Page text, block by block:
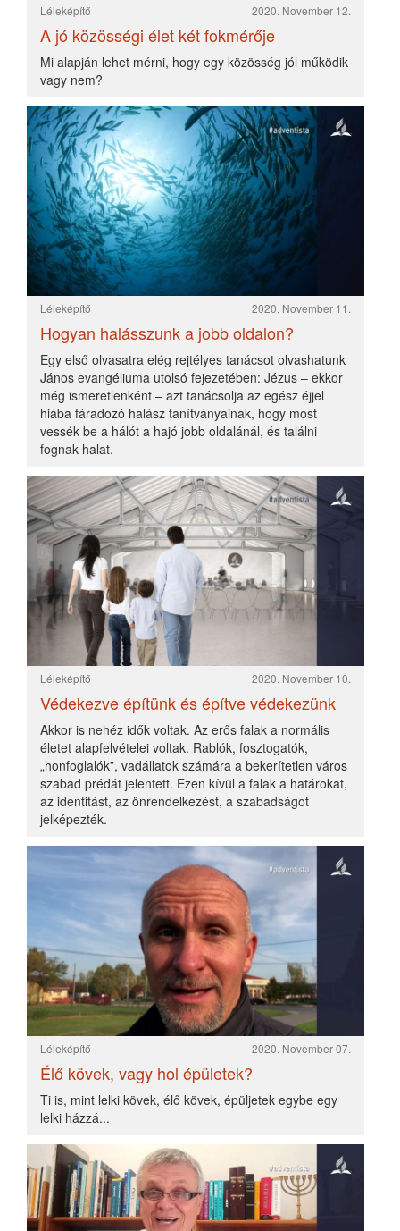
még ismeretlenként – azt tanácsolja az egész éjjel
hiába fáradozó halász tanítványainak, hogy most
vessék be a hálót a hajó jobb oldalánál, és találni
fognak halat.
Léleképítő 2020. November 10.
Védekezve építünk és építve védekezünk
Akkor is nehéz idők voltak. Az erős falak a normális
életet alapfelvételei voltak. Rablók, fosztogatók,
„honfoglalók”, vadállatok számára a bekerítetlen város
szabad prédát jelentett. Ezen kívül a falak a határokat,
az identitást, az önrendelkezést, a szabadságot
jelképezték.
Léleképítő 2020. November 07.
Élő kövek, vagy hol épületek?
Ti is, mint lelki kövek, élő kövek, épüljetek egybe egy
lelki házzá...
Léleképítő 2020. November 05.
Nyugalom COVID idején
A vírushelyzet második hulláma többeket arra
ösztönöz, hogy kerüljék a gyülekezési helyeket,
másokat, hogy egyéb programokkal helyettesítsék az
Léleképítő 2020. November 03.
Isten hatalmasabb...
Isten ereje a rendelkezésedre áll, ha Vele járod az
utad. Ő minden helyzetnek, azoknak is, amiből ma
győztesként szeretnél kijönni!
« 1 2 3 4 5
Jézus mindenkire számít
2020. Július 01.
A gadarai meggyógyított embert Jézus visszaküldi a saját
környezetébe. Nem is oktatta ki mit mondjon a megtisztított
férfi. Ismerte Jézus tanitásait?!